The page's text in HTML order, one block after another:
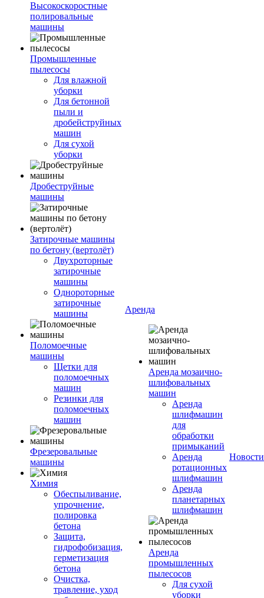
Высокоскоростные
полировальные
машины
Промышленные
пылесосы
Для влажной
уборки
Для бетонной
пыли и
дробейструйных
машин
Для сухой
уборки
Дробеструйные
машины
Затирочные машины
по бетону (вертолёт)
Двухроторные
затирочные
машины
Однороторные
затирочные
машины
Поломоечные
машины
Щетки для
поломоечных
машин
Резинки для
поломоечных
машин
Фрезеровальные
машины
Химия
Обеспыливание,
упрочнение,
полировка
бетона
Защита,
гидрофобизация,
герметизация
бетона
Очистка,
травление, уход
Аренда
Аренда мозаично-
шлифовальных
машин
Аренда
шлифмашин
для
обработки
примыканий
Аренда
ротационных
шлифмашин
Аренда
планетарных
шлифмашин
Аренда
промышленных
пылесосов
Для сухой
уборки
Новости